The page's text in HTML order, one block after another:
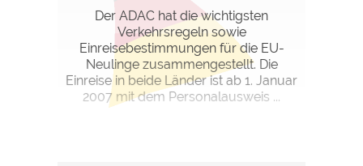
Der ADAC hat die wichtigsten
Verkehrsregeln sowie
Einreisebestimmungen für die EU-
Neulinge zusammengestellt. Die
Einreise in beide Länder ist ab 1. Januar
2007 mit dem Personalausweis ...